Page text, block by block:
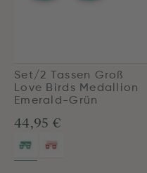
Set/2 Tassen Groß
Love Birds Medallion
Emerald-Grün
44,95 €